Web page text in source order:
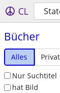
CL
Bücher
Alles Privat
Nur Suchtitel
hat Bild